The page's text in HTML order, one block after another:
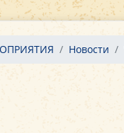
Новости